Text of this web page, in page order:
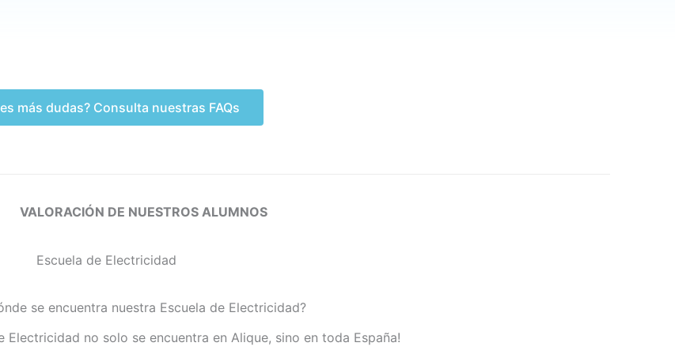
más dudas? Consulta nuestras FAQs
VALORACIÓN DE NUESTROS ALUMNOS
se encuentra nuestra Escuela de Electricidad?
Electricidad no solo se encuentra en Alique, sino en toda España!